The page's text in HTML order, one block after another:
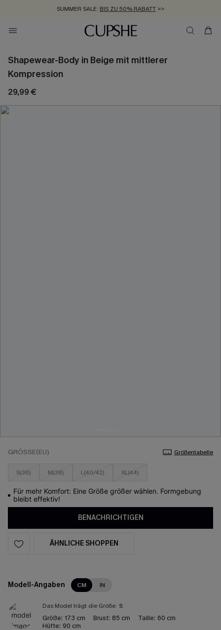
SUMMER SALE: BIS ZU 50% RABATT >>
ZUM NEWSLETTER:BIS ZU -20% EXTRA ERHALTEN
KOSTENLOSER VERSAND AB 89 €
Shapewear-Body in Beige mit mittlerer
Kompression
29,99 €
GRÖSSE(EU) Größentabelle
S(36) M(38) L(40/42) XL(44)
Für mehr Komfort: Eine Größe größer wählen. Formgebung
bleibt effektiv!
BENACHRICHTIGEN
ÄHNLICHE SHOPPEN
Modell-Angaben CM IN
Das Model trägt die Größe: S
Größe: 173 cm Brust: 85 cm Taille: 60 cm
Hüfte: 90 cm